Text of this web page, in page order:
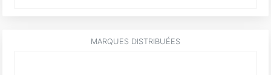
MARQUES DISTRIBUÉES